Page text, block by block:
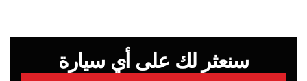
سنعثر لك على أي سيارة